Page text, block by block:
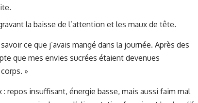
la baisse de l’attention et les maux de tête.
ce que j’avais mangé dans la journée. Après des
que mes envies sucrées étaient devenues
»
repos insuffisant, énergie basse, mais aussi faim mal